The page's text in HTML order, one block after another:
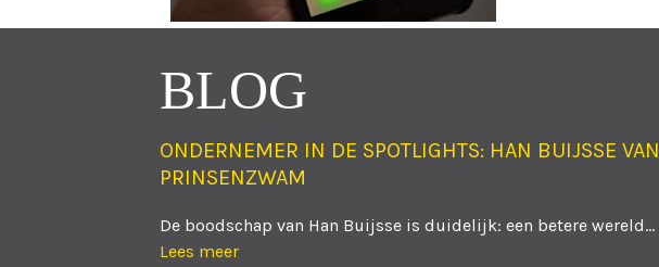
BLOG
ONDERNEMER IN DE SPOTLIGHTS: HAN BUIJSSE VAN
PRINSENZWAM
De boodschap van Han Buijsse is duidelijk: een betere wereld...
Lees meer